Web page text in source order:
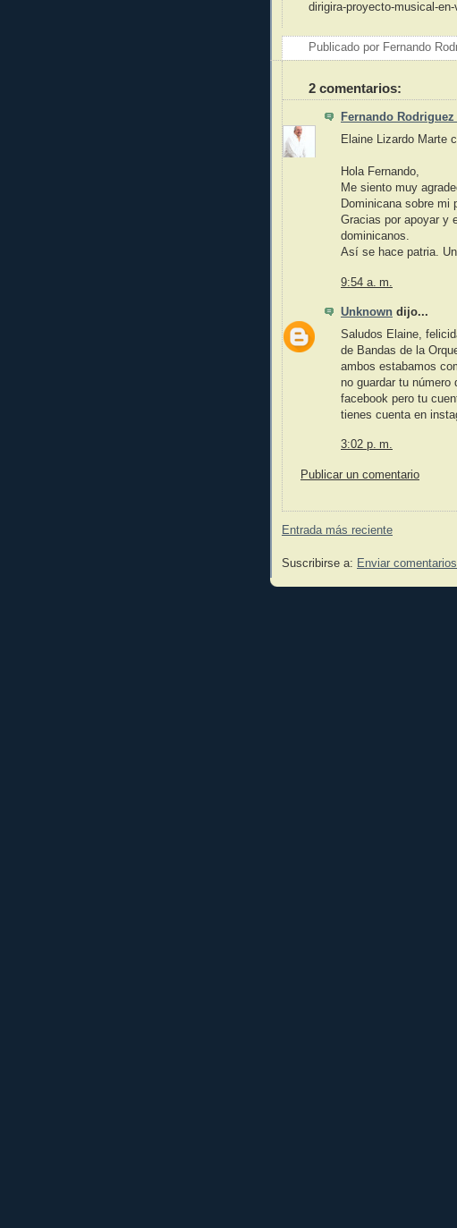
dirigira-proyecto-musical-
Publicado por Fernando
2 comentarios:
Fernando
Elaine Lizardo Marte
Hola Fernando,
Me siento muy
Dominicana sobre mi
Gracias por apoyar y
dominicanos.
Así se hace patria.
9:54 a. m.
Unknown dijo...
Saludos Elaine,
de Bandas de la
ambos estabamos
no guardar tu
facebook pero tu
tienes cuenta en
3:02 p. m.
Publicar un comentario
Entrada más reciente
Suscribirse a: Enviar